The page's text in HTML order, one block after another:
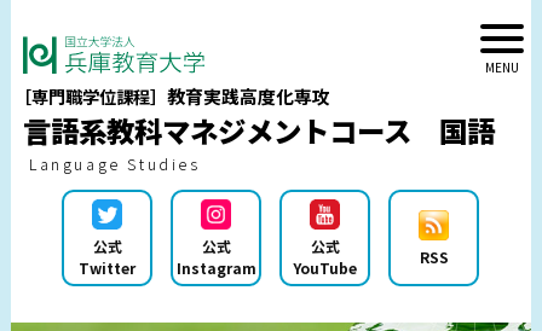
［専門職学位課程］ 教育実践高度化専攻
言語系教科マネジメントコース 国語
Language Studies
公式
Twitter
公式
Instagram
公式
YouTube
RSS